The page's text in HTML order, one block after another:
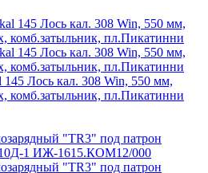
Лось кал. 308 Win, 550 мм,
комб.затыльник, пл.Пикатинни